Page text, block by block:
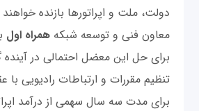
دولت، ملت و اپراتورها بازنده
معاون فنی و توسعه شبکه همراه اول
برای حل این معضل احتمالی در
تنظیم مقررات و ارتباطات رادیویی با
برای مدت سه سال سهمی از درآمد